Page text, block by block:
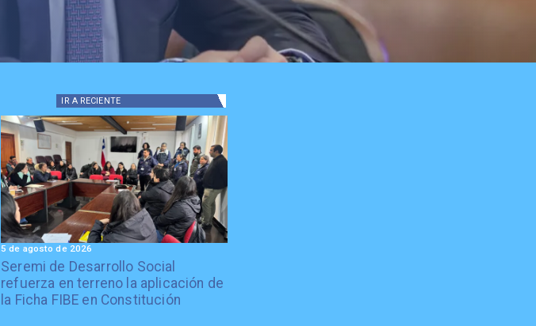
IR A RECIENTE
Seremi de Desarrollo Social
refuerza en terreno la aplicación de
la Ficha FIBE en Constitución
5 de agosto de 2026